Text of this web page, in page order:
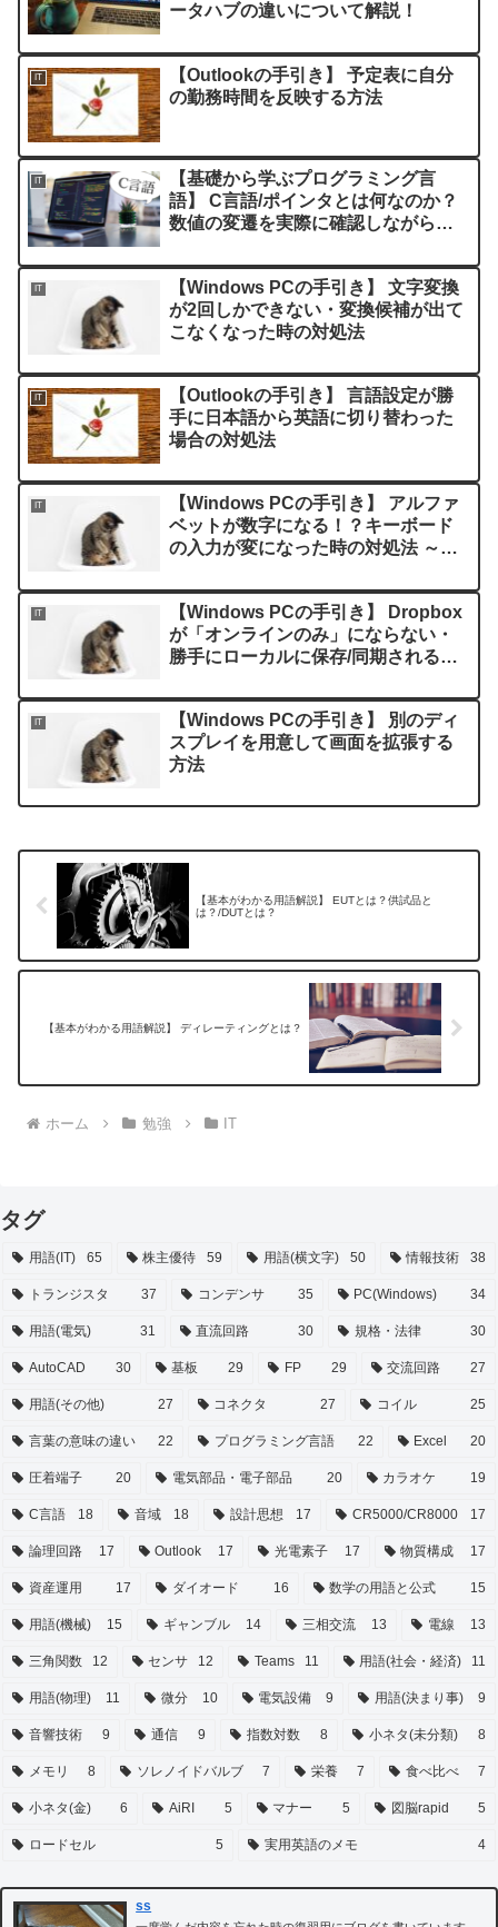
ータハブの違いについて解説！
IT
【Outlookの手引き】 予定表に自分
の勤務時間を反映する方法
IT
【基礎から学ぶプログラミング言
語】 C言語/ポインタとは何なのか？
数値の変遷を実際に確認しながら解
IT
【Windows PCの手引き】 文字変換
が2回しかできない・変換候補が出て
こなくなった時の対処法
IT
【Outlookの手引き】 言語設定が勝
手に日本語から英語に切り替わった
場合の対処法
IT
【Windows PCの手引き】 アルファ
ベットが数字になる！？キーボード
の入力が変になった時の対処法 ～
IT
【Windows PCの手引き】 Dropbox
が「オンラインのみ」にならない・
勝手にローカルに保存/同期される場
IT
【Windows PCの手引き】 別のディ
スプレイを用意して画面を拡張する
方法
【基本がわかる用語解説】 EUTとは？供試品と
は？/DUTとは？
【基本がわかる用語解説】 ディレーティングとは？
ホーム 勉強 IT
タグ
用語(IT) 65 株主優待 59 用語(横文字) 50 情報技術 38
トランジスタ 37 コンデンサ 35 PC(Windows) 34
用語(電気) 31 直流回路 30 規格・法律 30
AutoCAD 30 基板 29 FP 29 交流回路 27
用語(その他) 27 コネクタ 27 コイル 25
言葉の意味の違い 22 プログラミング言語 22 Excel 20
圧着端子 20 電気部品・電子部品 20 カラオケ 19
C言語 18 音域 18 設計思想 17 CR5000/CR8000 17
論理回路 17 Outlook 17 光電素子 17 物質構成 17
資産運用 17 ダイオード 16 数学の用語と公式 15
用語(機械) 15 ギャンブル 14 三相交流 13 電線 13
三角関数 12 センサ 12 Teams 11 用語(社会・経済) 11
用語(物理) 11 微分 10 電気設備 9 用語(決まり事) 9
音響技術 9 通信 9 指数対数 8 小ネタ(未分類) 8
メモリ 8 ソレノイドバルブ 7 栄養 7 食べ比べ 7
小ネタ(金) 6 AiRI 5 マナー 5 図脳rapid 5
ロードセル 5 実用英語のメモ 4
ss